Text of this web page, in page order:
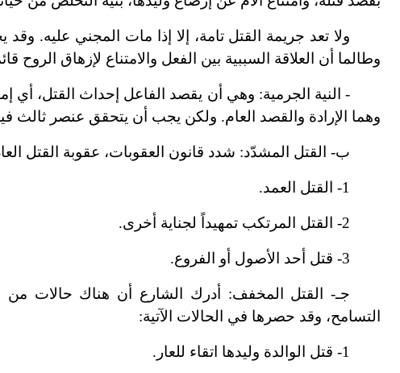
ولا تعد جريمة القتل تامة، إلا إذا مات المجني عليه.
وطالما أن العلاقة السببية بين الفعل والامتناع لإزهاق الروح
-النية الجرمية: وهي أن يقصد الفاعل إحداث القتل، أي
وهما الإرادة والقصد العام. ولكن يجب أن يتحقق عنصر ثالث
ب-القتل المشدّد: شدد قانون العقوبات، عقوبة القتل
1
-القتل العمد.
2
-القتل المرتكب تمهيداً لجناية أخرى.
3
-قتل أحد الأصول أو الفروع.
جـ-القتل المخفف: أدرك الشارع أن هناك حالات من
التسامح، وقد حصرها في الحالات الآتية:
1
-قتل الوالدة وليدها اتقاء للعار.